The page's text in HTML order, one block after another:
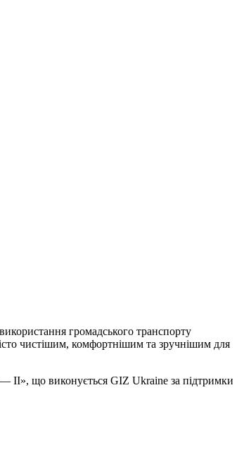
громадського транспорту
чистішим, комфортнішим та зручнішим для
ІІ», що виконується GIZ Ukraine за підтримки